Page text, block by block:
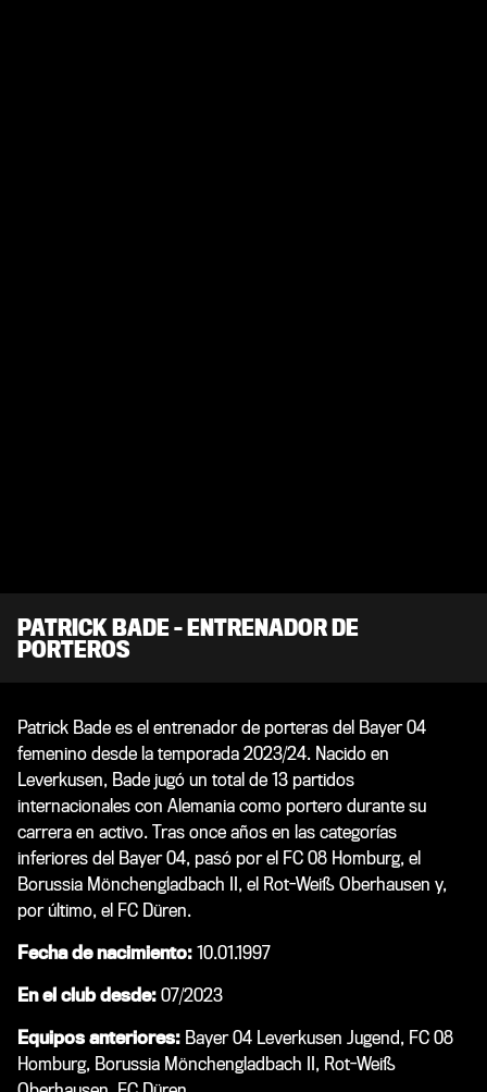
PATRICK BADE – ENTRENADOR DE
PORTEROS
Patrick Bade es el entrenador de porteras del Bayer 04
femenino desde la temporada 2023/24. Nacido en
Leverkusen, Bade jugó un total de 13 partidos
internacionales con Alemania como portero durante su
carrera en activo. Tras once años en las categorías
inferiores del Bayer 04, pasó por el FC 08 Homburg, el
Borussia Mönchengladbach II, el Rot-Weiß Oberhausen y,
por último, el FC Düren.
Fecha de nacimiento: 10.01.1997
En el club desde: 07/2023
Equipos anteriores: Bayer 04 Leverkusen Jugend, FC 08
Homburg, Borussia Mönchengladbach II, Rot-Weiß